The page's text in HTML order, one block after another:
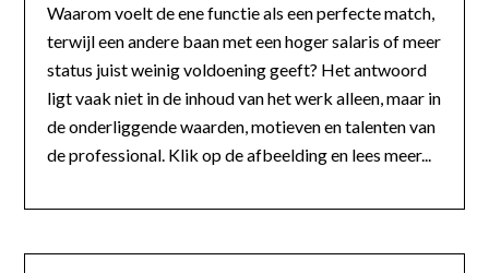
Waarom voelt de ene functie als een perfecte match,
terwijl een andere baan met een hoger salaris of meer
status juist weinig voldoening geeft? Het antwoord
ligt vaak niet in de inhoud van het werk alleen, maar in
de onderliggende waarden, motieven en talenten van
de professional. Klik op de afbeelding en lees meer...